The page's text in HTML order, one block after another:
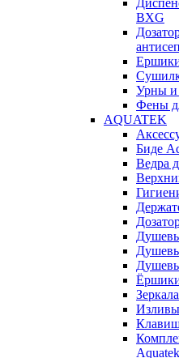
BXG
Урны и
Фены
AQUATEK
Биде
Ведра
Ёршики
Aquatek